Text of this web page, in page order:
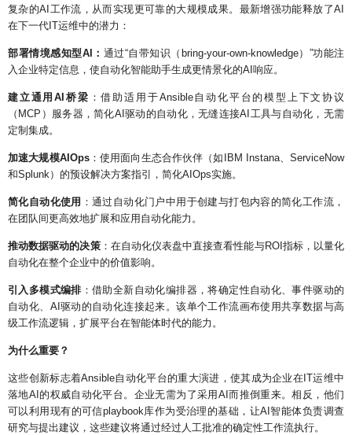
复杂的AI 工作流，从而实现更可靠的大规模成果。最新增强功能释放了AI
在下一代 IT运维中的潜力：
部署情境感知型AI ： 通过“自带知识（ bring-your-own-knowledge） ”功能注
入企业特定信息，使自动化智能助手生成更情景化的AI 响应。
建立通用AI 桥梁 ：借助适用于Ansible自动化平台的模型上下文协议
（ MCP ）服务器，简化AI 驱动的自动化，无缝连接AI 工具与自动化，无需
定制集成。
加速大规模AIOps：使用面向生态合作伙伴（如 IBM Instana、ServiceNow
和Splunk）的预设解决方案指引，简化AIOps实施。
简化自动化使用 ：通过自动化门户中用于创建与打包内容的简化工作流，
在团队间更高效地扩展和应用自动化能力。
推动数据驱动的决策：在自动化仪表盘中直接查看性能与ROI 指标，以量化
自动化在整个企业中的价值影响。
引入多模式编排 ：借助全新自动化编排器，将确定性自动化、事件驱动的
自动化、 AI 驱动的自动化连接起来。该单个工作流画布使用共享数据与高
级工作流逻辑，扩展平台在智能体时代的能力。
为什么重要？
这些创新标志着Ansible自动化平台的重大演进，使其成为企业在 IT运维中
落地AI 的权威自动化平台。企业无需为了采用 AI 而推倒重来。相反，他们
可以利用现有的可信playbook库作为受治理的基础，让AI智能体负责调查
研究与提出建议，这些建议将通过经过人工批准的确定性工作流执行。